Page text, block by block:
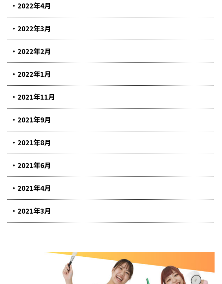
2022年4月
2022年3月
2022年2月
2022年1月
2021年11月
2021年9月
2021年8月
2021年6月
2021年4月
2021年3月